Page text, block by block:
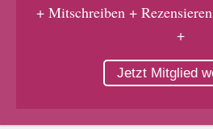
+ Mitschreiben +
+
Jetzt Mitglied